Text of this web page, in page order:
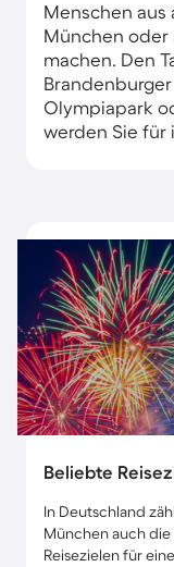
Menschen aus
München oder
machen. Den
Olympiapark
werden Sie für
Beliebte
In Deutschland
München auch
Reisezielen für